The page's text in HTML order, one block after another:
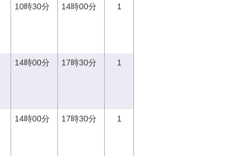
10時30分 14時00分 1
14時00分 17時30分 1
14時00分 17時30分 1